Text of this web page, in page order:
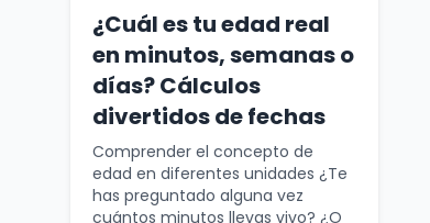
¿Cuál es tu edad real
en minutos, semanas o
días? Cálculos
divertidos de fechas
Comprender el concepto de
edad en diferentes unidades ¿Te
has preguntado alguna vez
cuántos minutos llevas vivo? ¿O